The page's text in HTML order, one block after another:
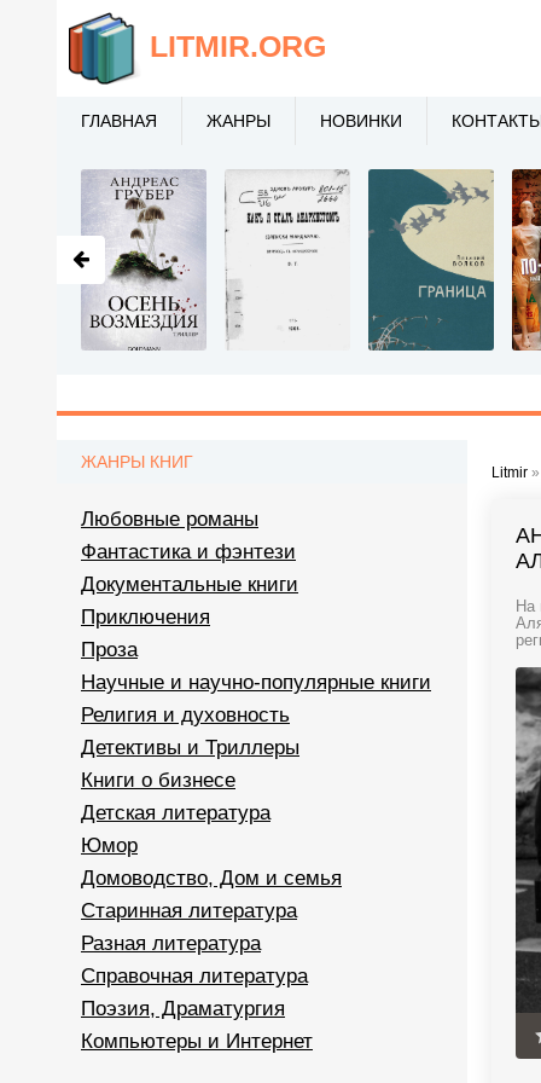
Litmir
На
ЖАНРЫ КНИГ
Любовные романы
Фантастика и фэнтези
Документальные книги
Приключения
Проза
Научные и научно-популярные книги
Религия и духовность
Детективы и Триллеры
Книги о бизнесе
Детская литература
Юмор
Домоводство, Дом и семья
Старинная литература
Разная литература
Справочная литература
Поэзия, Драматургия
Компьютеры и Интернет
LITMIR.ORG
ГЛАВНАЯ ЖАНРЫ НОВИНКИ